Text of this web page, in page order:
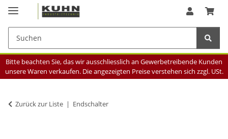
Bitte beachten Sie, das wir ausschliesslich an Gewerbetreibende Kunden
unsere Waren verkaufen. Die angezeigten Preise verstehen sich zzgl. USt.
Zurück zur Liste Endschalter